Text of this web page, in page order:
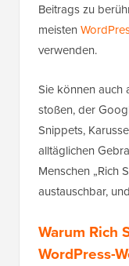
Beitrags zu
meisten
verwenden.
Sie können auch
stoßen, der
Snippets,
alltäglichen
Menschen „Rich
austauschbar,
Warum Rich
WordPress-